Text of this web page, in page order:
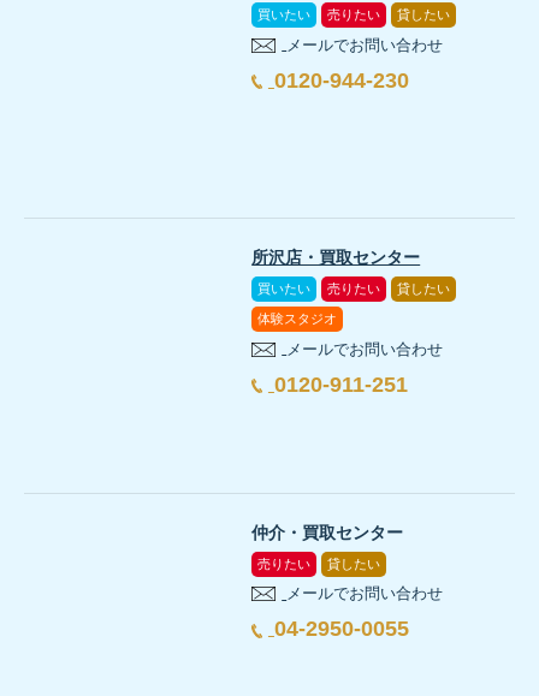
買いたい 売りたい 貸したい
メールでお問い合わせ
0120-944-230
所沢店・買取センター
買いたい 売りたい 貸したい
体験スタジオ
メールでお問い合わせ
0120-911-251
仲介・買取センター
売りたい 貸したい
メールでお問い合わせ
04-2950-0055